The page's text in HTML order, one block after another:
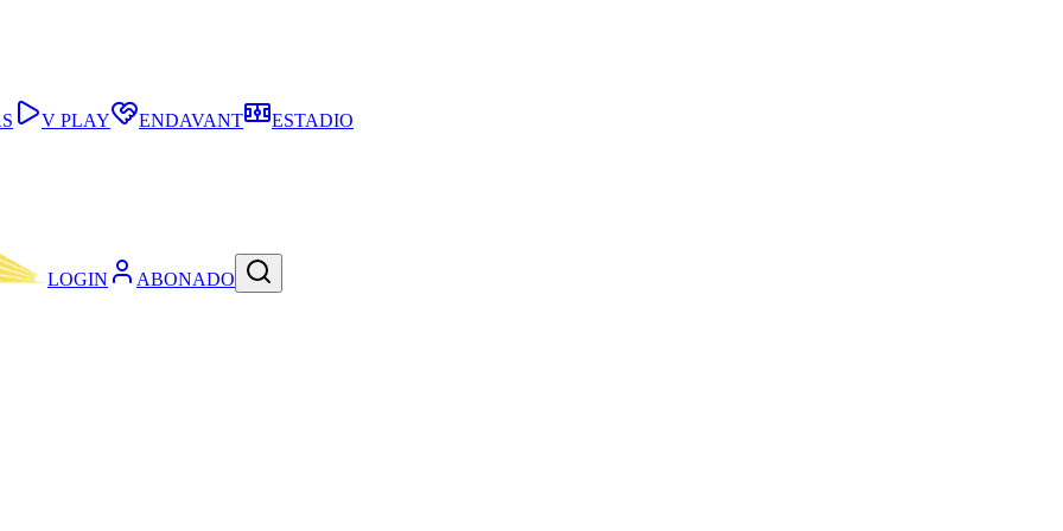
LOGIN ABONADO
V PLAY ENDAVANT ESTADIO